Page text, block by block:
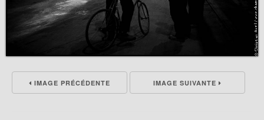
IMAGE PRÉCÉDENTE IMAGE SUIVANTE